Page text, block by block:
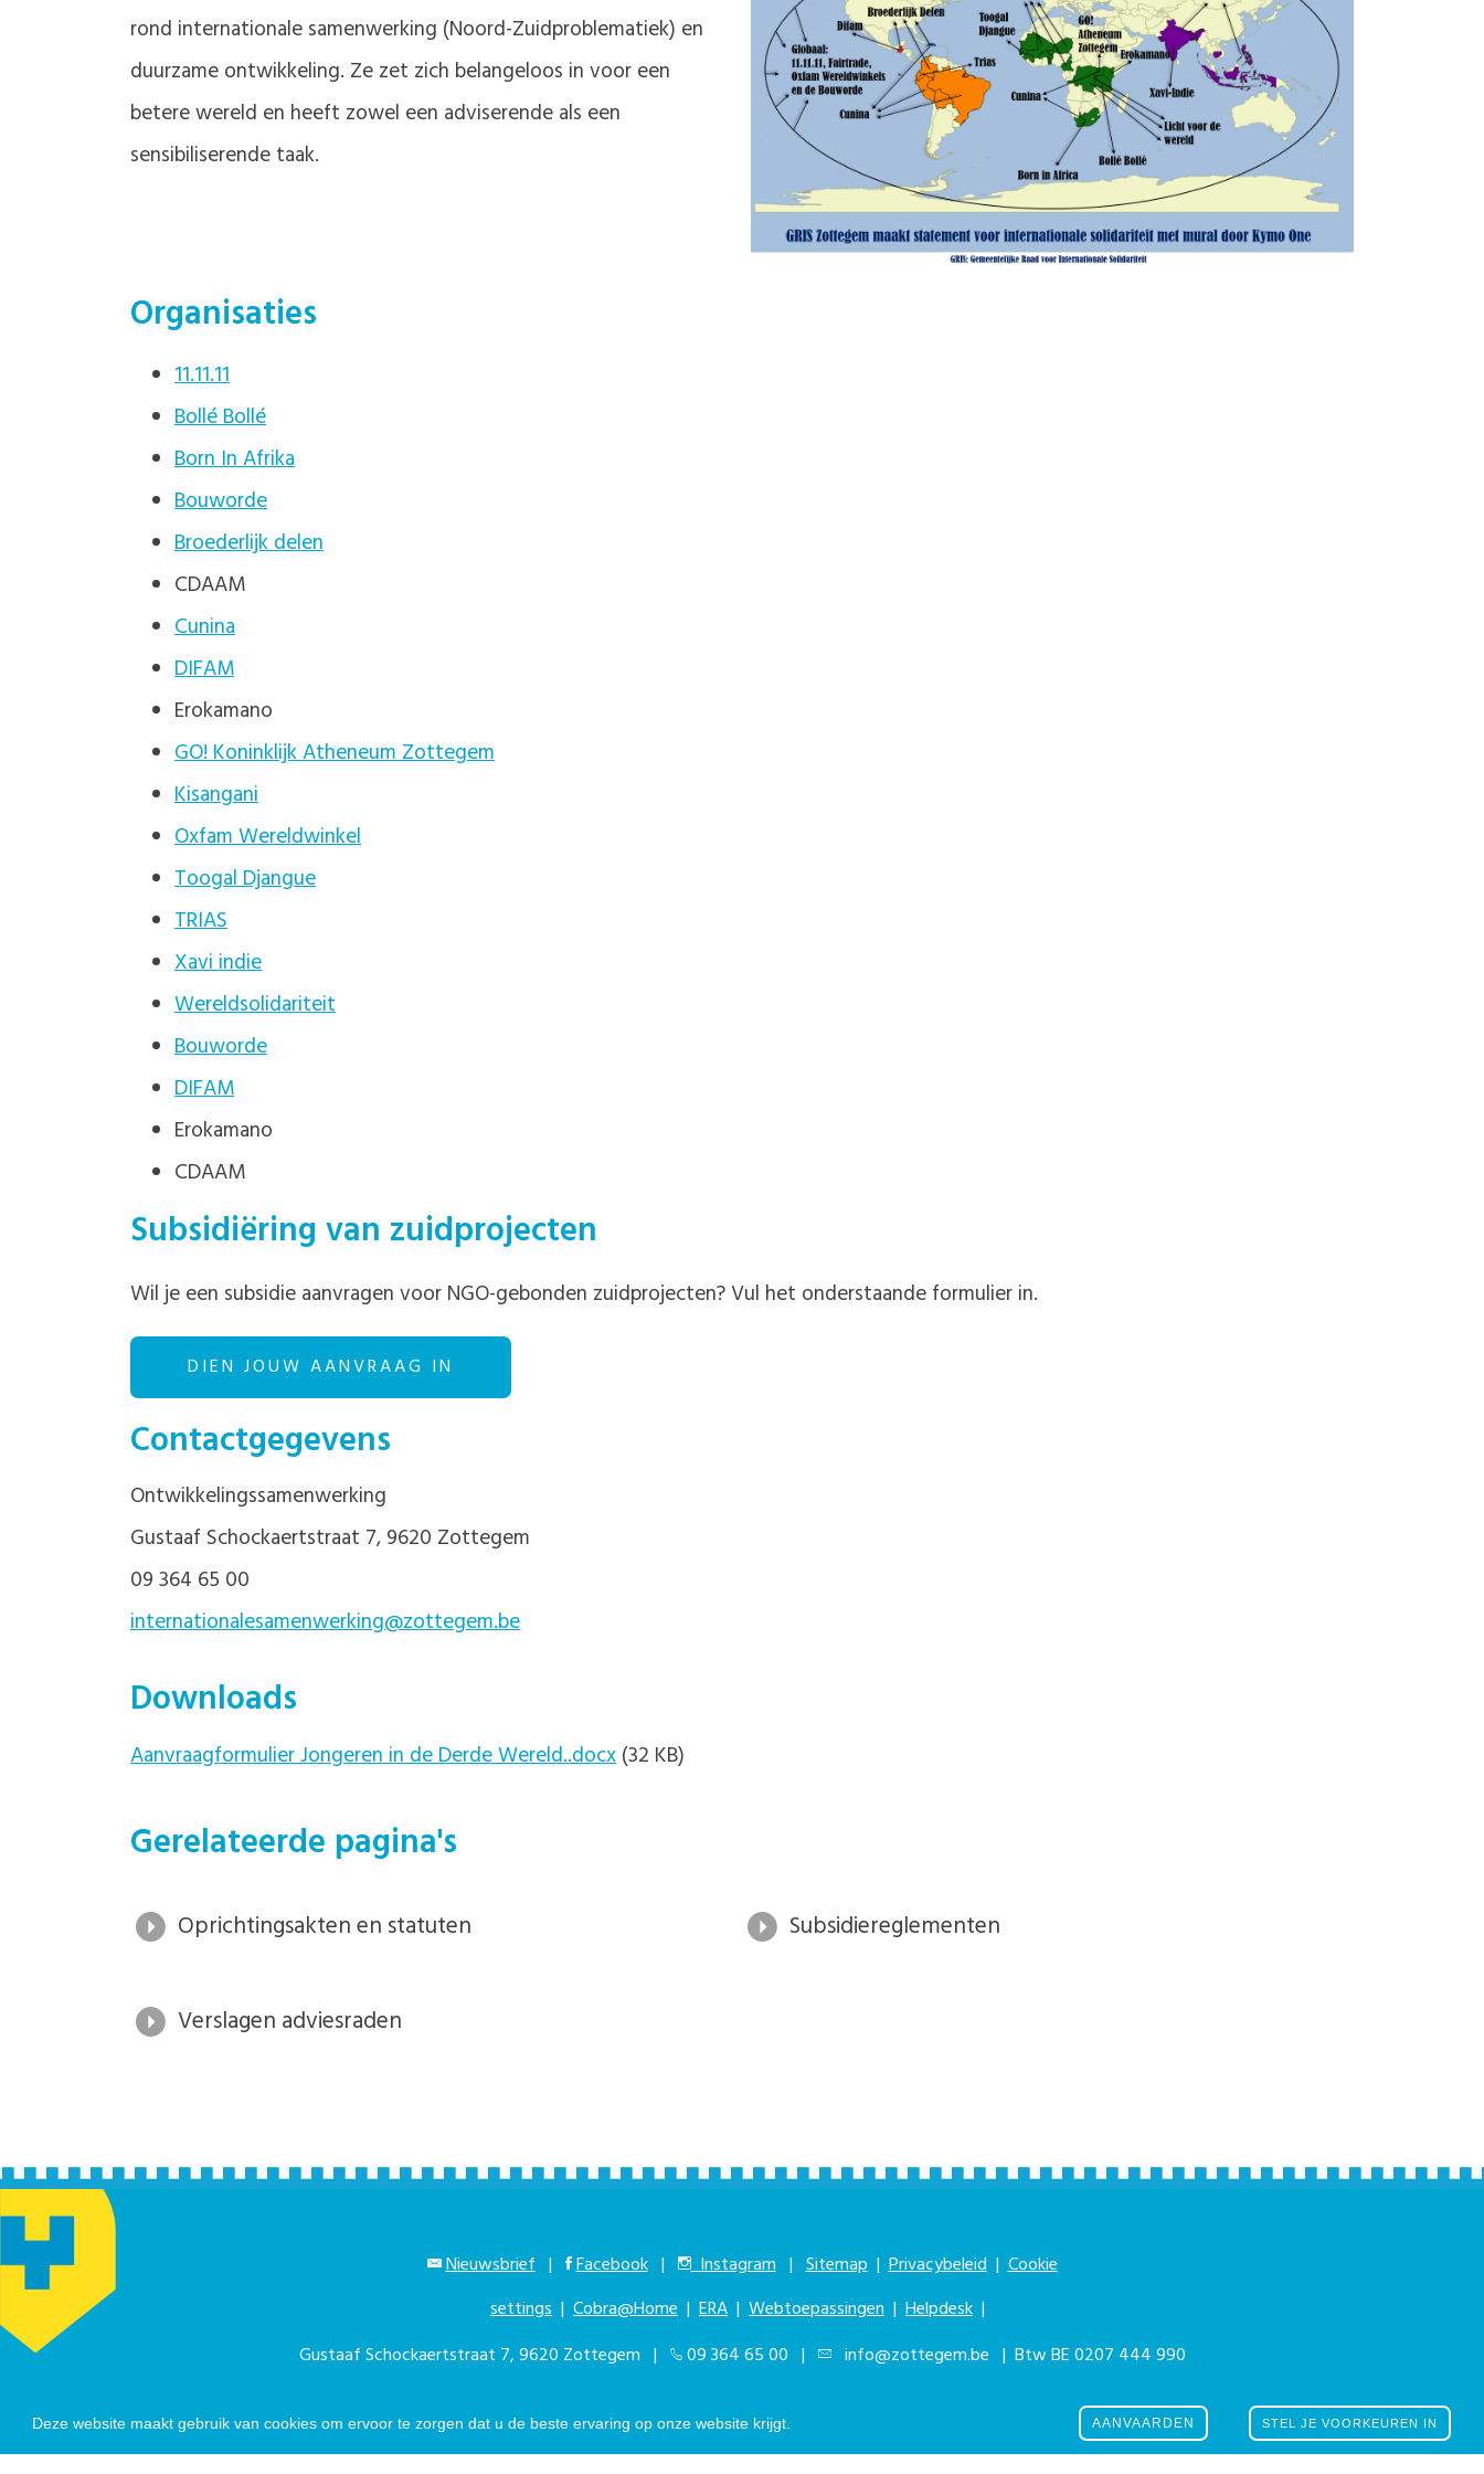
Deze website maakt gebruik van cookies om ervoor te zorgen dat u de beste ervaring op onze website krijgt. STEL JE VOORKEUREN IN
AANVAARDEN
rond internationale samenwerking (Noord-Zuidproblematiek) en
duurzame ontwikkeling. Ze zet zich belangeloos in voor een
betere wereld en heeft zowel een adviserende als een
sensibiliserende taak.
Organisaties
11.11.11
Bollé Bollé
Born In Afrika
Bouworde
Broederlijk delen
CDAAM
Cunina
DIFAM
Erokamano
GO! Koninklijk Atheneum Zottegem
Kisangani
Oxfam Wereldwinkel
Toogal Djangue
TRIAS
Xavi indie
Wereldsolidariteit
Bouworde
DIFAM
Erokamano
CDAAM
Subsidiëring van zuidprojecten
Wil je een subsidie aanvragen voor NGO-gebonden zuidprojecten? Vul het onderstaande formulier in.
DIEN JOUW AANVRAAG IN
Contactgegevens
Ontwikkelingssamenwerking
Gustaaf Schockaertstraat 7, 9620 Zottegem
09 364 65 00
internationalesamenwerking@zottegem.be
Downloads
Aanvraagformulier Jongeren in de Derde Wereld..docx (32 KB)
Gerelateerde pagina's
Oprichtingsakten en statuten Subsidiereglementen
Verslagen adviesraden
Nieuwsbrief | Facebook | Instagram | Sitemap |Privacybeleid |Cookie
settings | Cobra@Home | ERA | Webtoepassingen | Helpdesk |
Gustaaf Schockaertstraat 7, 9620 Zottegem |
09 364 65 00 | info@zottegem.be | Btw BE 0207 444 990
Telefonisch bereikbaar elke werkdag van 9.00u tot 12.00u | © Stad Zottegem | Powered by The eForum Factory